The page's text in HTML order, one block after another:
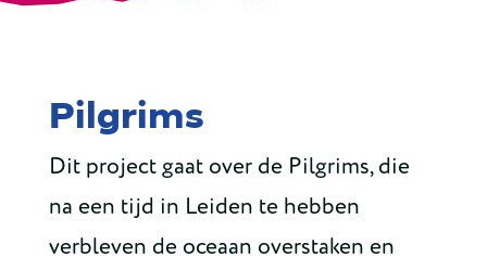
Pilgrims
Dit project gaat over de Pilgrims, die
na een tijd in Leiden te hebben
verbleven de oceaan overstaken en